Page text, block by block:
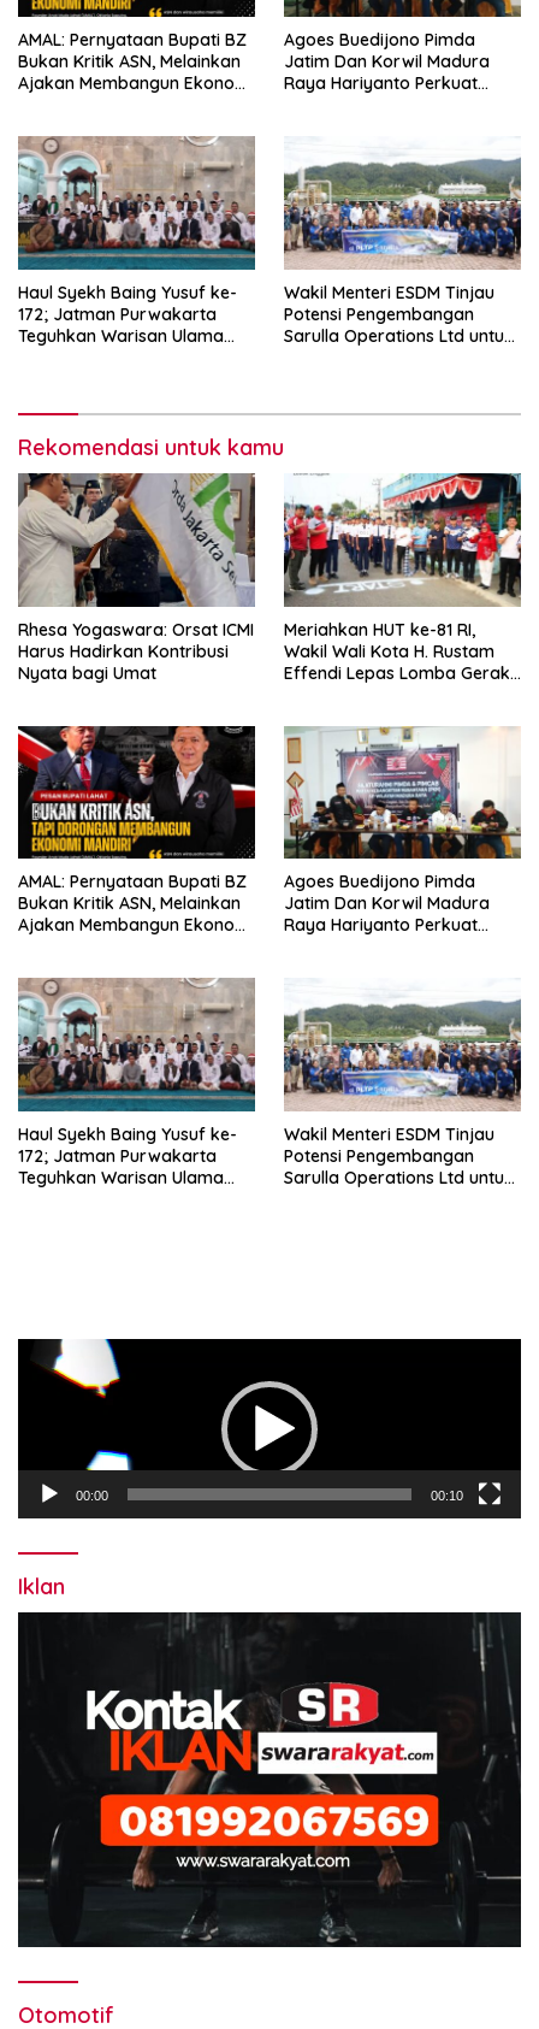
AMAL: Pernyataan Bupati BZ
Bukan Kritik ASN, Melainkan
Ajakan Membangun Ekonomi
Agoes Buedijono Pimda
Jatim Dan Korwil Madura
Raya Hariyanto Perkuat
Haul Syekh Baing Yusuf ke-
172; Jatman Purwakarta
Teguhkan Warisan Ulama
Wakil Menteri ESDM Tinjau
Potensi Pengembangan
Sarulla Operations Ltd untuk
Rekomendasi untuk kamu
Rhesa Yogaswara: Orsat ICMI
Harus Hadirkan Kontribusi
Nyata bagi Umat
Meriahkan HUT ke-81 RI,
Wakil Wali Kota H. Rustam
Effendi Lepas Lomba Gerak
AMAL: Pernyataan Bupati BZ
Bukan Kritik ASN, Melainkan
Ajakan Membangun Ekonomi
Agoes Buedijono Pimda
Jatim Dan Korwil Madura
Raya Hariyanto Perkuat
Haul Syekh Baing Yusuf ke-
172; Jatman Purwakarta
Teguhkan Warisan Ulama
Wakil Menteri ESDM Tinjau
Potensi Pengembangan
Sarulla Operations Ltd untuk
Pemutar
Video
00:00 00:10
Iklan
Otomotif